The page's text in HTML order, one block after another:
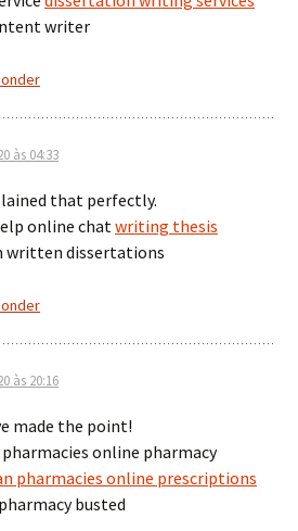
writer
às 04:33
that perfectly.
online chatwriting thesis
written dissertations
às 20:16
made the point!
pharmacies online pharmacy
pharmacies online prescriptions
busted